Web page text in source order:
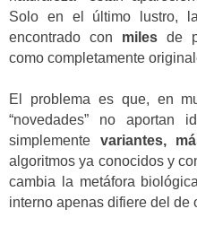
Solo en el último lustro,
encontrado con miles de
como completamente
El problema es que, en
“novedades” no aportan
simplemente variantes,
algoritmos ya conocidos y
cambia la metáfora
interno apenas difiere del de